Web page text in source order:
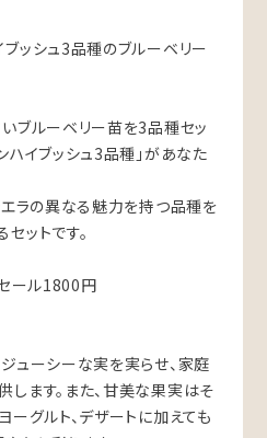
ッシュ3品種のブルーベリー
ブルーベリー苗を3品種セッ
ハイブッシュ3品種」があなた
エラの異なる魅力を持つ品種を
ットです。
ール1800円
ューシーな実を実らせ、家庭
ます。また、甘美な果実はそ
ーグルト、デザートに加えても